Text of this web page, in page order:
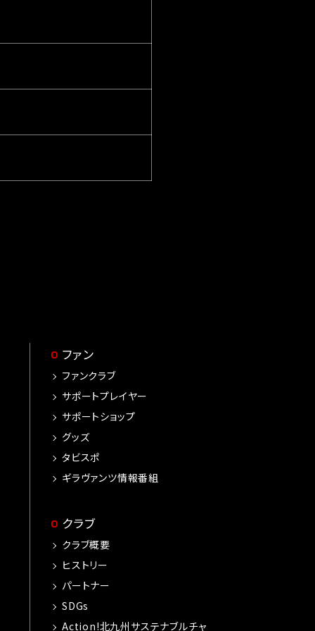
ファン
ファンクラブ
サポートプレイヤー
サポートショップ
グッズ
タビスポ
ギラヴァンツ情報番組
クラブ
クラブ概要
ヒストリー
パートナー
SDGs
Action!北九州サステナブルチャ